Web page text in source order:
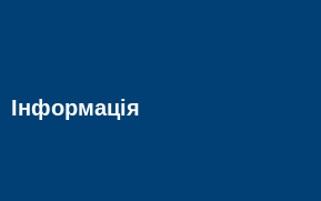
Інформація